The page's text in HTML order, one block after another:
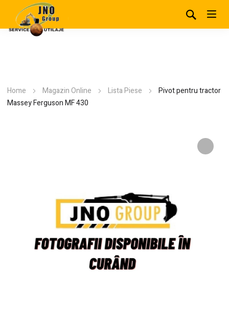
Home Magazin Online Lista Piese
Pivot pentru tractor
Massey Ferguson MF 430